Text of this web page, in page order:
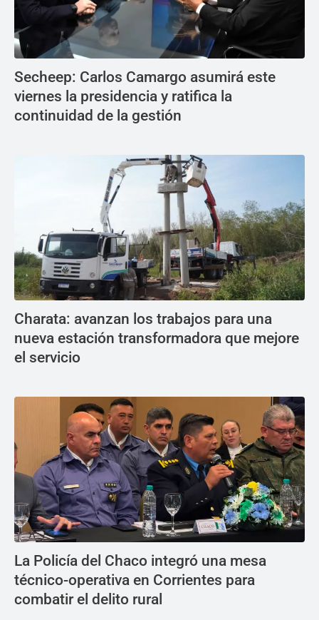
Secheep: Carlos Camargo asumirá este
viernes la presidencia y ratifica la
continuidad de la gestión
Charata: avanzan los trabajos para una
nueva estación transformadora que mejore
el servicio
La Policía del Chaco integró una mesa
técnico-operativa en Corrientes para
combatir el delito rural